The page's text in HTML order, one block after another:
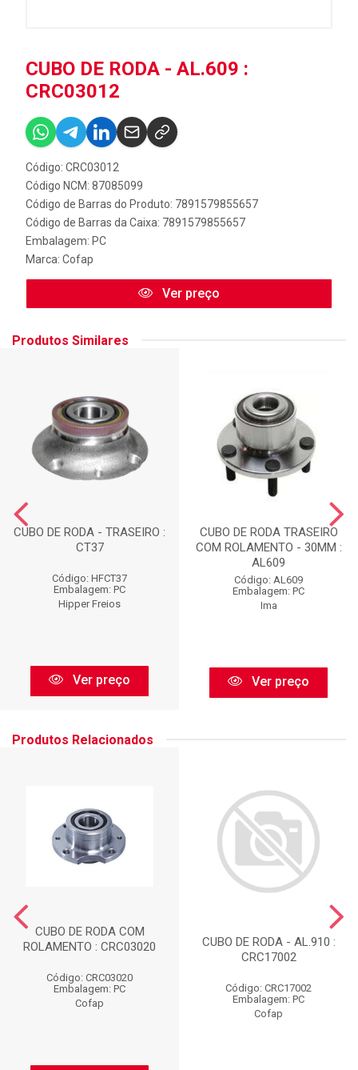
CUBO DE RODA - AL.609 :
CRC03012
Código: CRC03012
Código NCM: 87085099
Código de Barras do Produto: 7891579855657
Código de Barras da Caixa: 7891579855657
Embalagem: PC
Marca: Cofap
Ver preço
Produtos Similares
CUBO DE RODA - TRASEIRO :
CT37
Código: HFCT37
Embalagem: PC
Hipper Freios
Ver preço
CUBO DE RODA TRASEIRO
COM ROLAMENTO - 30MM :
AL609
Código: AL609
Embalagem: PC
Ima
Ver preço
Produtos Relacionados
CUBO DE RODA COM
ROLAMENTO : CRC03020
Código: CRC03020
Embalagem: PC
Cofap
CUBO DE RODA - AL.910 :
CRC17002
Código: CRC17002
Embalagem: PC
Cofap